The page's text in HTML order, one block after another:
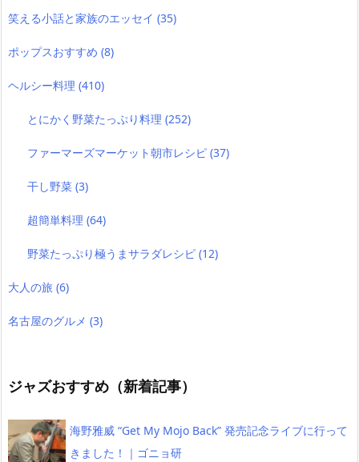
笑える小話と家族のエッセイ (35)
ポップスおすすめ (8)
ヘルシー料理 (410)
とにかく野菜たっぷり料理(252)
ファーマーズマーケット朝市レシピ(37)
干し野菜(3)
超簡単料理(64)
野菜たっぷり極うまサラダレシピ(12)
大人の旅 (6)
名古屋のグルメ (3)
ジャズおすすめ（新着記事）
海野雅威 “Get My Mojo Back” 発売記念ライブに行って
きました！｜ゴニョ研